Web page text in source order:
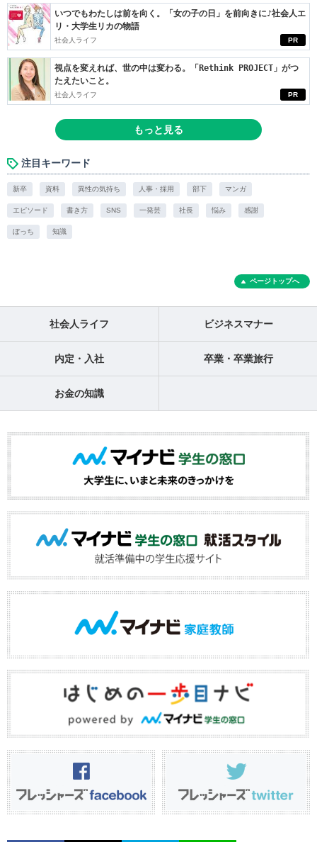
PR
いつでもわたしは前を向く。「女の子の日」を前向きに♪社会人エ
リ・大学生リカの物語
社会人ライフ
PR
視点を変えれば、世の中は変わる。「Rethink PROJECT」がつ
たえたいこと。
社会人ライフ
もっと見る
注目キーワード
新卒 資料 異性の気持ち 人事・採用 部下 マンガ
エピソード 書き方 SNS 一発芸 社長 悩み 感謝
ぼっち 知識
ページトップへ
社会人ライフ ビジネスマナー
内定・入社 卒業・卒業旅行
お金の知識